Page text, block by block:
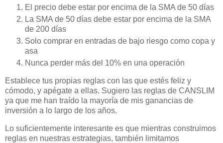
El precio debe estar por encima de la SMA de 50 días
La SMA de 50 días debe estar por encima de la SMA
de 200 días
Solo comprar en entradas de bajo riesgo como copa y
asa
Nunca perder más del 10% en una operación
Establece tus propias reglas con las que estés feliz y
cómodo, y apégate a ellas. Sugiero las reglas de CANSLIM
ya que me han traído la mayoría de mis ganancias de
inversión a lo largo de los años.
Lo suficientemente interesante es que mientras construimos
reglas en nuestras estrategias, también limitamos